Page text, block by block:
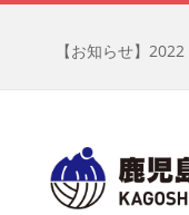
【お知らせ】